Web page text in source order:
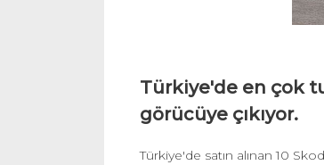
Türkiye'de en çok
görücüye çıkıyor.
Türkiye'de satın alınan 10